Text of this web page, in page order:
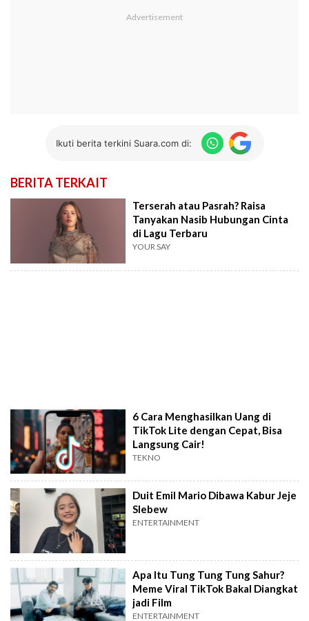
Ikuti berita terkini Suara.com di:
BERITA TERKAIT
Terserah atau Pasrah? Raisa
Tanyakan Nasib Hubungan Cinta
di Lagu Terbaru
YOUR SAY
6 Cara Menghasilkan Uang di
TikTok Lite dengan Cepat, Bisa
Langsung Cair!
TEKNO
Duit Emil Mario Dibawa Kabur Jeje
Slebew
ENTERTAINMENT
Apa Itu Tung Tung Tung Sahur?
Meme Viral TikTok Bakal Diangkat
jadi Film
ENTERTAINMENT